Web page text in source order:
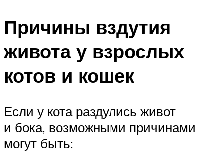
Причины вздутия
живота у взрослых
котов и кошек
Если у кота раздулись живот
и бока, возможными причинами
могут быть: